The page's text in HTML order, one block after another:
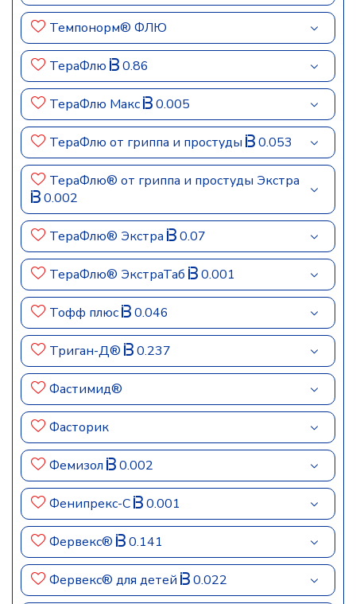
Темпонорм® ФЛЮ
ТераФлю 0.86
ТераФлю Макс 0.005
ТераФлю от гриппа и простуды 0.053
ТераФлю® от гриппа и простуды Экстра
0.002
ТераФлю® Экстра 0.07
ТераФлю® ЭкстраТаб 0.001
Тофф плюс 0.046
Триган-Д® 0.237
Фастимид®
Фасторик
Фемизол 0.002
Фенипрекс-С 0.001
Фервекс® 0.141
Фервекс® для детей 0.022